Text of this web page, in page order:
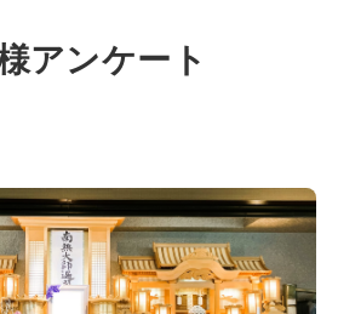
アンケート